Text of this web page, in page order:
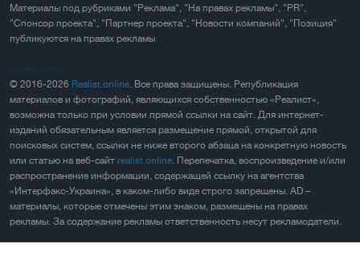
Материалы под рубриками "Реклама", "На правах рекламы", "PR",
"Спонсор проекта", "Партнер проекта", "Новости компаний", "Позиция"
публикуются на правах рекламы
Карта сайта
© 2016-2026 Realist.online. Все права защищены. Републикация
материалов и фотографий, являющихся собственностью «Реалист»,
возможна только при условии прямой ссылки на сайт. Для интернет-
изданий обязательным является размещение прямой, открытой для
поисковых систем, ссылки не ниже второго абзаца на конкретную новость
или статью на веб-сайт realist.online. Перепечатка, воспроизведение и/или
распространение информации, содержащей ссылку на агентства
«Интерфакс-Украина», в каком-либо виде строго запрещены. AD –
материалы, которые отмечены этим знаком, размещены на правах
рекламы. За содержание рекламы ответственность несут рекламодатели.